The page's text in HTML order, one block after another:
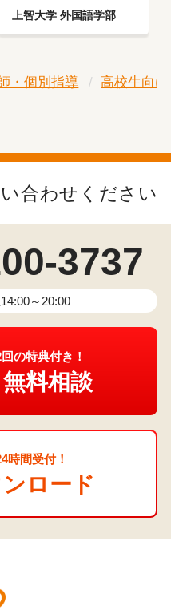
上智大学 外国語学部
・個別指導 高校生向け
合わせください
3737
～20:00
の特典付き！
料相談
時間受付！
ロード